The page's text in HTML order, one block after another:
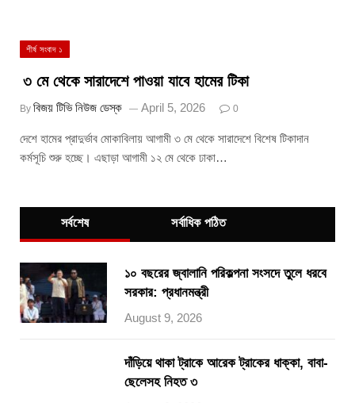
শীর্ষ সংবাদ ১
৩ মে থেকে সারাদেশে পাওয়া যাবে হামের টিকা
By বিজয় টিভি নিউজ ডেস্ক April 5, 2026 0
দেশে হামের প্রাদুর্ভাব মোকাবিলায় আগামী ৩ মে থেকে সারাদেশে বিশেষ টিকাদান
কর্মসূচি শুরু হচ্ছে। এছাড়া আগামী ১২ মে থেকে ঢাকা…
সর্বশেষ সর্বাধিক পঠিত
১০ বছরের জ্বালানি পরিকল্পনা সংসদে তুলে ধরবে
সরকার: প্রধানমন্ত্রী
August 9, 2026
দাঁড়িয়ে থাকা ট্রাকে আরেক ট্রাকের ধাক্কা, বাবা-
ছেলেসহ নিহত ৩